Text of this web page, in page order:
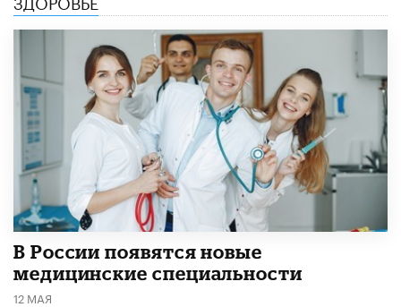
В России появятся новые
медицинские специальности
12 МАЯ